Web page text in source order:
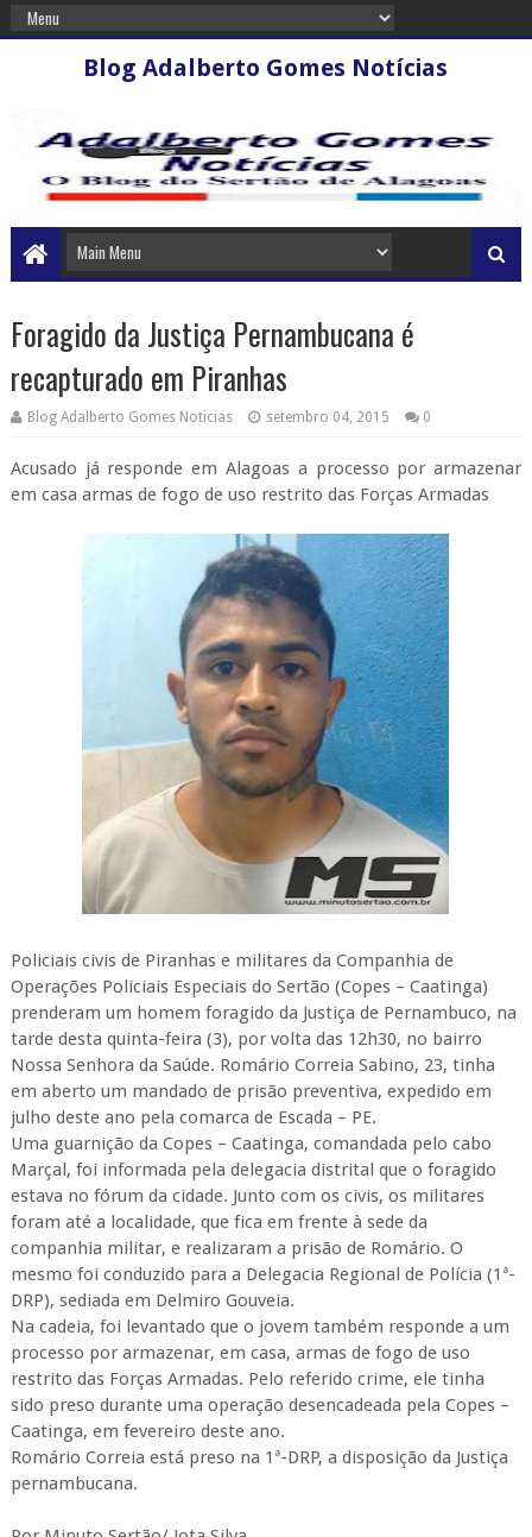
Blog Adalberto Gomes Notícias
Foragido da Justiça Pernambucana é
recapturado em Piranhas
Blog Adalberto Gomes Noticias setembro 04, 2015 0
Acusado já responde em Alagoas a processo por armazenar
em casa armas de fogo de uso restrito das Forças Armadas
Policiais civis de Piranhas e militares da Companhia de
Operações Policiais Especiais do Sertão (Copes – Caatinga)
prenderam um homem foragido da Justiça de Pernambuco, na
tarde desta quinta-feira (3), por volta das 12h30, no bairro
Nossa Senhora da Saúde. Romário Correia Sabino, 23, tinha
em aberto um mandado de prisão preventiva, expedido em
julho deste ano pela comarca de Escada – PE.
Uma guarnição da Copes – Caatinga, comandada pelo cabo
Marçal, foi informada pela delegacia distrital que o foragido
estava no fórum da cidade. Junto com os civis, os militares
foram até a localidade, que fica em frente à sede da
companhia militar, e realizaram a prisão de Romário. O
mesmo foi conduzido para a Delegacia Regional de Polícia (1ª-
DRP), sediada em Delmiro Gouveia.
Na cadeia, foi levantado que o jovem também responde a um
processo por armazenar, em casa, armas de fogo de uso
restrito das Forças Armadas. Pelo referido crime, ele tinha
sido preso durante uma operação desencadeada pela Copes –
Caatinga, em fevereiro deste ano.
Romário Correia está preso na 1ª-DRP, a disposição da Justiça
pernambucana.